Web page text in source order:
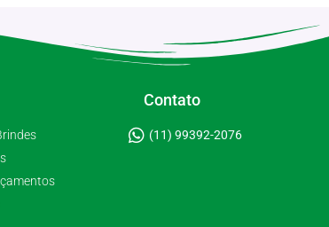
Contato
(11) 99392-2076